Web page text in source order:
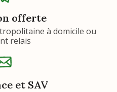
offerte
à domicile ou
relais
et SAV